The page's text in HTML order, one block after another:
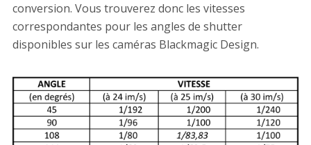
conversion. Vous trouverez donc les vitesses
correspondantes pour les angles de shutter
disponibles sur les caméras Blackmagic Design.